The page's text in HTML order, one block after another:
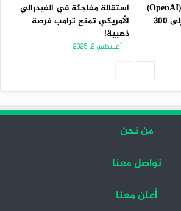
صحيفة: “أوبن إيه آي” (OpenAI)
تصل قيمتها السوقية إلى 300
استقالة مفاجئة في الفيدرالي
الأمريكي تمنح ترامب فرصة
ذهبية!
أغسطس 2, 2025
من نحن
تواصل معنا
أعلن معنا